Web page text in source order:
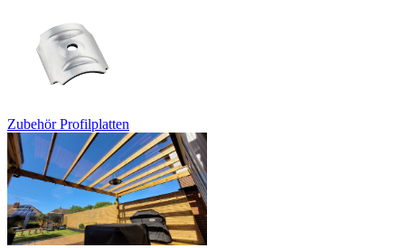
Zubehör Profilplatten